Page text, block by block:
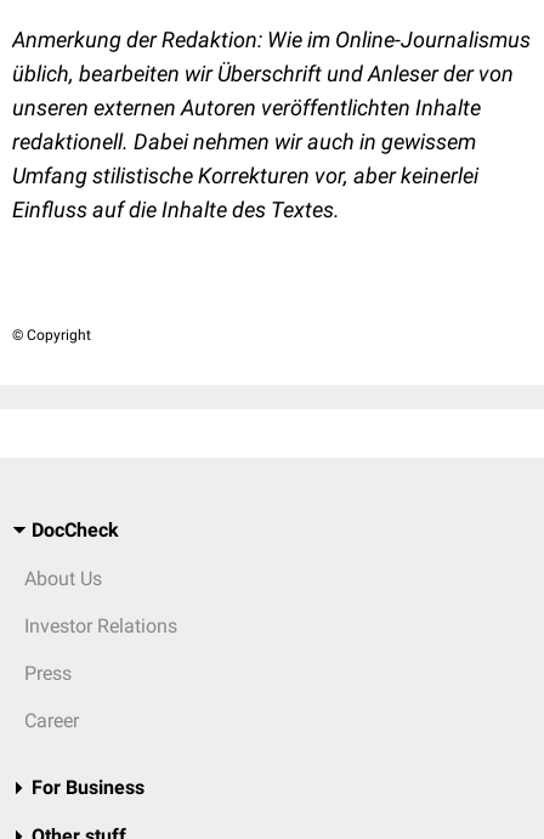
Anmerkung der Redaktion: Wie im Online-Journalismus
üblich, bearbeiten wir Überschrift und Anleser der von
unseren externen Autoren veröffentlichten Inhalte
redaktionell. Dabei nehmen wir auch in gewissem
Umfang stilistische Korrekturen vor, aber keinerlei
Einfluss auf die Inhalte des Textes.
© Copyright
DocCheck
About Us
Investor Relations
Press
Career
For Business